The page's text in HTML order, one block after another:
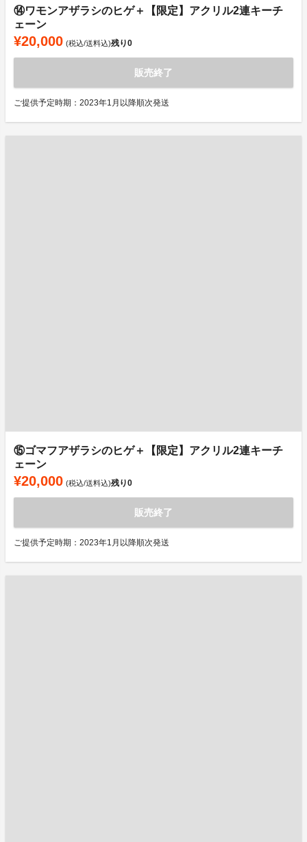
⑭ワモンアザラシのヒゲ＋【限定】アクリル2連キーチ
ェーン
¥20,000 (税込/送料込)残り0
販売終了
ご提供予定時期：2023年1月以降順次発送
⑮ゴマフアザラシのヒゲ＋【限定】アクリル2連キーチ
ェーン
¥20,000 (税込/送料込)残り0
販売終了
ご提供予定時期：2023年1月以降順次発送